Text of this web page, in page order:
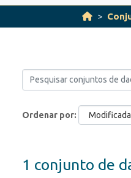
Ordenar por
1 conjunto de